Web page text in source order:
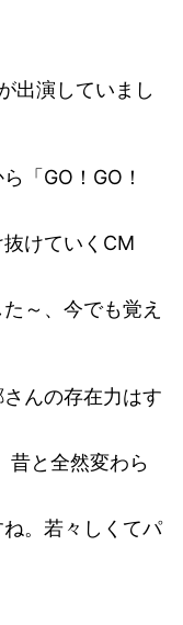
出演していまし
「GO！GO！
けていくCM
～、今でも覚え
んの存在力はす
昔と全然変わら
。若々しくてパ